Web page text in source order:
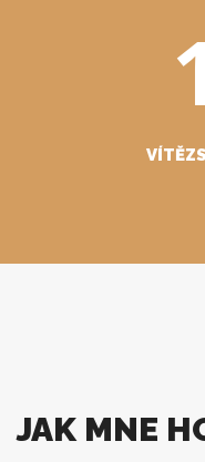
JAK MNE